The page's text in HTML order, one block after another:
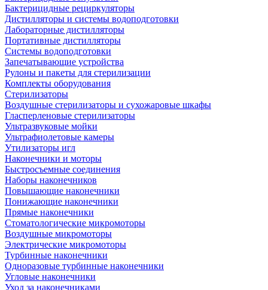
Бактерицидные рециркуляторы
Дистилляторы и системы водоподготовки
Лабораторные дистилляторы
Портативные дистилляторы
Системы водоподготовки
Запечатывающие устройства
Рулоны и пакеты для стерилизации
Комплекты оборудования
Стерилизаторы
Воздушные стерилизаторы и сухожаровые шкафы
Гласперленовые стерилизаторы
Ультразвуковые мойки
Ультрафиолетовые камеры
Утилизаторы игл
Наконечники и моторы
Быстросъемные соединения
Наборы наконечников
Повышающие наконечники
Понижающие наконечники
Прямые наконечники
Стоматологические микромоторы
Воздушные микромоторы
Электрические микромоторы
Турбинные наконечники
Одноразовые турбинные наконечники
Угловые наконечники
Уход за наконечниками